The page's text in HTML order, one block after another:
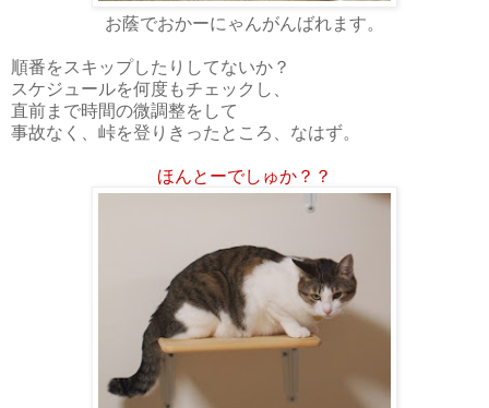
お蔭でおかーにゃんがんばれます。
順番をスキップしたりしてないか？
スケジュールを何度もチェックし、
直前まで時間の微調整をして
事故なく、峠を登りきったところ、なはず。
ほんとーでしゅか？？